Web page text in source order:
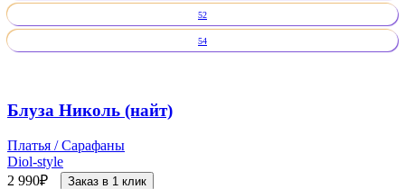
52
54
Блуза Николь (найт)
Платья / Сарафаны
Diol-style
2 990₽ Заказ в 1 клик